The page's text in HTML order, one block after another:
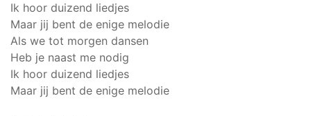
Ik hoor duizend liedjes
Maar jij bent de enige melodie
Als we tot morgen dansen
Heb je naast me nodig
Ik hoor duizend liedjes
Maar jij bent de enige melodie